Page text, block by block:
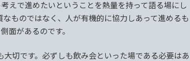
えで進めたいということを熱量を持って語る場にし
ものではなく、人が有機的に協力しあって進めるも
面があるのです。
切です。必ずしも飲み会といった場である必要はあ